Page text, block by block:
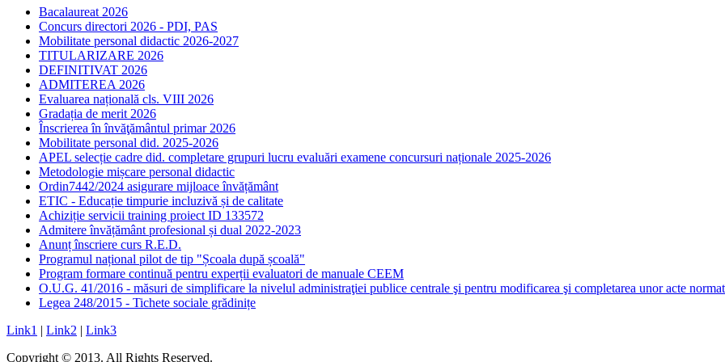
Bacalaureat 2026
Concurs directori 2026 - PDI, PAS
Mobilitate personal didactic 2026-2027
TITULARIZARE 2026
DEFINITIVAT 2026
ADMITEREA 2026
Evaluarea națională cls. VIII 2026
Gradația de merit 2026
Înscrierea în învăţământul primar 2026
Mobilitate personal did. 2025-2026
APEL selecție cadre did. completare grupuri lucru evaluări examene concursuri naționale 2025-2026
Metodologie mișcare personal didactic
Ordin7442/2024 asigurare mijloace învățământ
ETIC - Educație timpurie incluzivă și de calitate
Achiziție servicii training proiect ID 133572
Admitere învățământ profesional și dual 2022-2023
Anunț înscriere curs R.E.D.
Programul național pilot de tip "Școala după școală"
Program formare continuă pentru experții evaluatori de manuale CEEM
O.U.G. 41/2016 - măsuri de simplificare la nivelul administraţiei publice centrale şi pentru modificarea şi completarea unor acte
Legea 248/2015 - Tichete sociale grădinițe
Link1 | Link2 | Link3
Copyright © 2013. All Rights Reserved.